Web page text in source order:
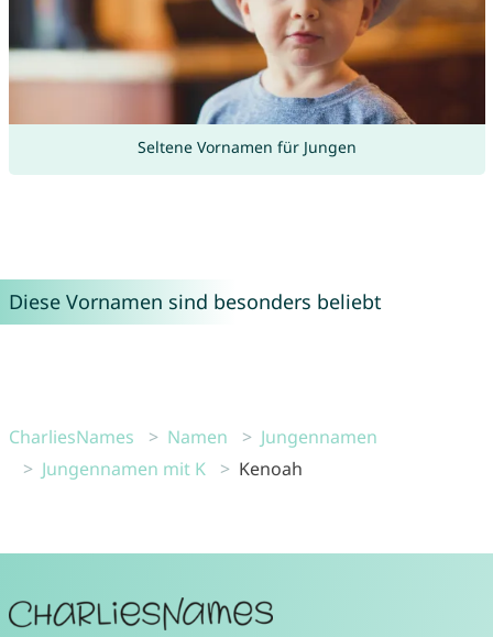
Seltene Vornamen für Jungen
Diese Vornamen sind besonders beliebt
CharliesNames Namen
Jungennamen
Jungennamen mit K
Kenoah